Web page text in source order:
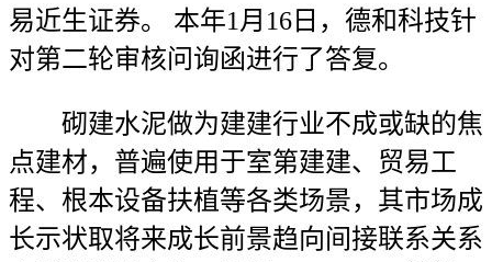
易近生证券。 本年1月16日，德和科技针
对第二轮审核问询函进行了答复。
砌建水泥做为建建行业不成或缺的焦
点建材，普遍使用于室第建建、贸易工
程、根本设备扶植等各类场景，其市场成
长示状取将来成长前景趋向间接联系关系